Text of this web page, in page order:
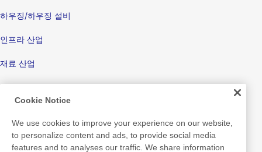
하우징/하우징 설비
인프라 산업
재료 산업
가전 및 전자산업
전자기기
Cookie Notice
We use cookies to improve your experience on our website,
to personalize content and ads, to provide social media
features and to analyses our traffic. We share information